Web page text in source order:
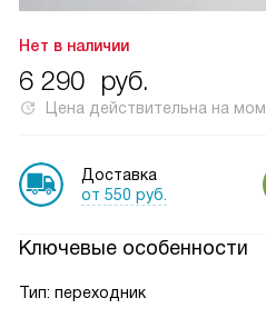
Нет в наличии
6 290 руб.
Цена действительна на
Доставка
от 550 руб.
Ключевые особенности
Тип: переходник